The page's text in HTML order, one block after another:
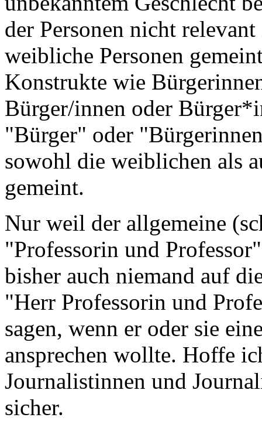
der Personen nicht
weibliche Personen
Konstrukte wie
Bürger/innen oder
"Bürger" oder
sowohl die weiblichen als
gemeint.
Nur weil der allgemeine
"Professorin und
bisher auch niemand auf
"Herr Professorin und
sagen, wenn er oder sie
ansprechen wollte. Hoffe
Journalistinnen und
sicher.